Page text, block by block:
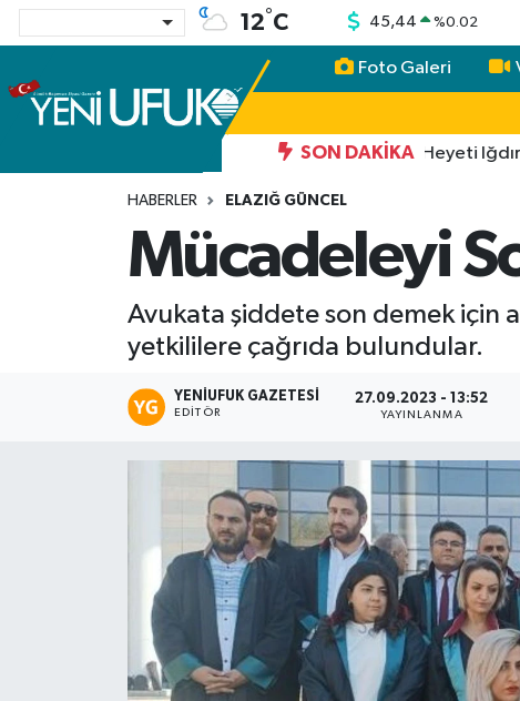
12°C 45,44 %0.02
Foto Galeri
SON DAKIKA
13:06 TİGAD Heyeti Iğdır’ın
HABERLER ELAZIĞ GÜNCEL
Mücadeleyi
Avukata şiddete son demek için
yetkililere çağrıda bulundular.
YENIUFUK GAZETESI
EDITÖR
27.09.2023 - 13:52
YAYINLANMA
Namaz Vakitleri
Trafik Durumu
Süper Lig Puan Durumu ve Fikstür
Tüm Manşetler
Son Dakika Haberleri